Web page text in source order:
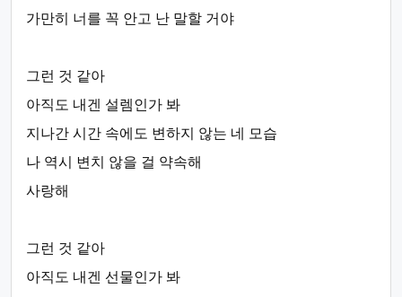
가만히 너를 꼭 안고 난 말할 거야
그런 것 같아
아직도 내겐 설렘인가 봐
지나간 시간 속에도 변하지 않는 네 모습
나 역시 변치 않을 걸 약속해
사랑해
그런 것 같아
아직도 내겐 선물인가 봐